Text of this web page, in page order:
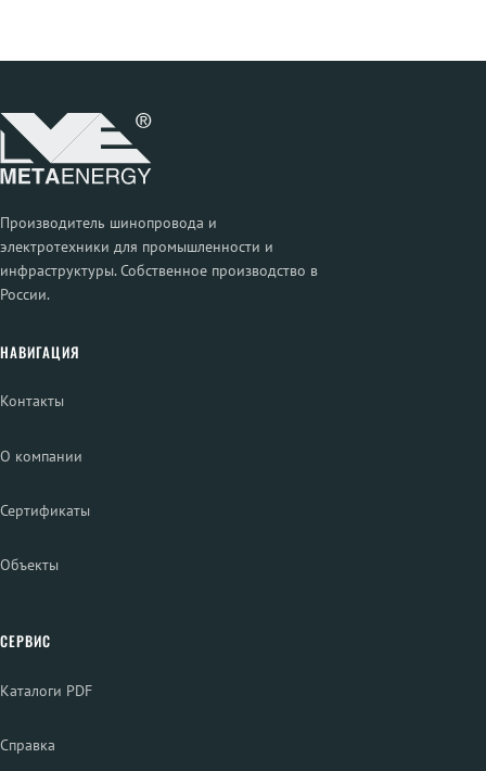
Производитель шинопровода и
электротехники для промышленности и
инфраструктуры. Собственное производство в
России.
НАВИГАЦИЯ
Контакты
О компании
Сертификаты
Объекты
СЕРВИС
Каталоги PDF
Справка